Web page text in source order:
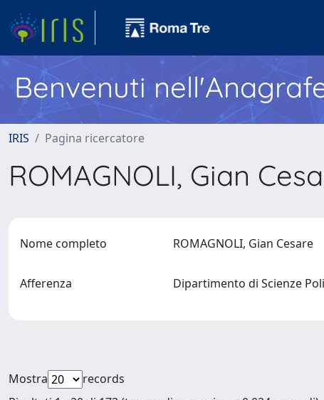
Benvenuti
IRIS Pagina ricercatore
ROMAGNOLI, Gian
Nome completo ROMAGNOLI, Gian Cesare
Afferenza Dipartimento di Scienze
Mostra
records